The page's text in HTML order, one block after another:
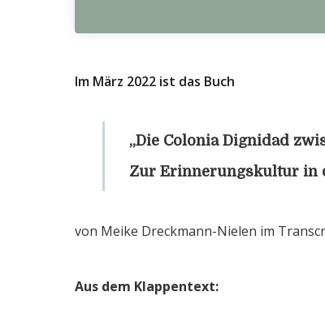
Im März 2022 ist das Buch
„Die Colonia Dignidad
Zur Erinnerungskultur in
von Meike Dreckmann-Nielen im
Aus dem Klappentext: